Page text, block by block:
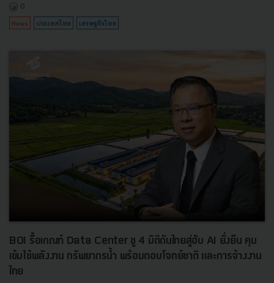
0
News ประเทศไทย เศรษฐกิจไทย
BOI รื้อเกณฑ์ Data Center ชู 4 มิติดันไทยสู่ฮับ AI ยั่งยืน คุม
เข้มใช้พลังงาน ทรัพยากรน้ำ พร้อมตอบโจทย์ชาติ และการจ้างงาน
ไทย